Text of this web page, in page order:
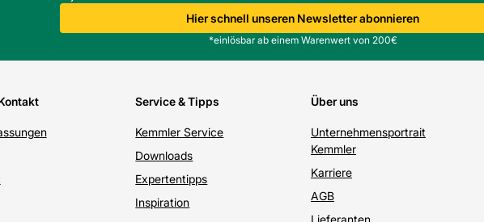
Hier schnell unseren Newsletter abonnieren
*einlösbar ab einem Warenwert von 200€
Service & Tipps
Kemmler Service
Downloads
Expertentipps
Inspiration
Über uns
Unternehmensportrait
Kemmler
Karriere
AGB